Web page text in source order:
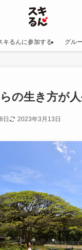
キるんに参加する グル
の生き方が
日 2023年3月13日